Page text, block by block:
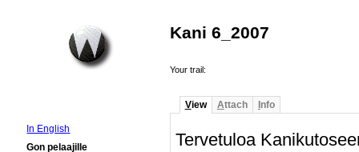
Kani 6_2007
Your trail:
View Attach Info
Tervetuloa
In English
Gon pelaajille